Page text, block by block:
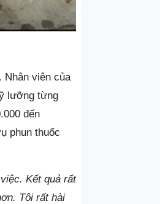
Nhân viên của
lưỡng từng
đến
phun thuốc
Kết quả rất
Tôi rất hài